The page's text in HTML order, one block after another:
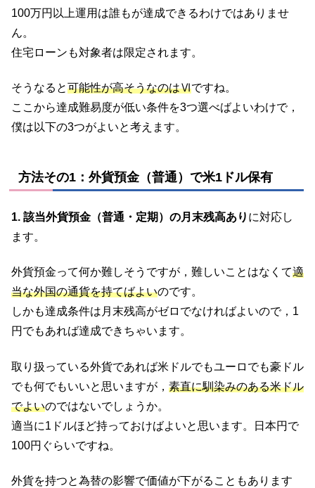
100万円以上運用は誰もが達成できるわけではありませ
ん。
住宅ローンも対象者は限定されます。
そうなると可能性が高そうなのはⅥですね。
ここから達成難易度が低い条件を3つ選べばよいわけで，
僕は以下の3つがよいと考えます。
方法その1：外貨預金（普通）で米1ドル保有
1. 該当外貨預金（普通・定期）の月末残高あり に対応し
ます。
外貨預金って何か難しそうですが，難しいことはなくて適
当な外国の通貨を持てばよいのです。
しかも達成条件は月末残高がゼロでなければよいので，1
円でもあれば達成できちゃいます。
取り扱っている外貨であれば米ドルでもユーロでも豪ドル
でも何でもいいと思いますが， 素直に馴染みのある米ドル
でよいのではないでしょうか。
適当に1ドルほど持っておけばよいと思います。日本円で
100円ぐらいですね。
外貨を持つと為替の影響で価値が下がることもあります